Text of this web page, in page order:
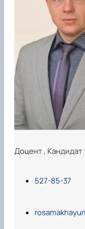
Карлаш
Кіру
Ямков
Тихий
527-85-37
Доцент, Кандидат